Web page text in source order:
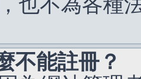
也不為各種
不能註冊？